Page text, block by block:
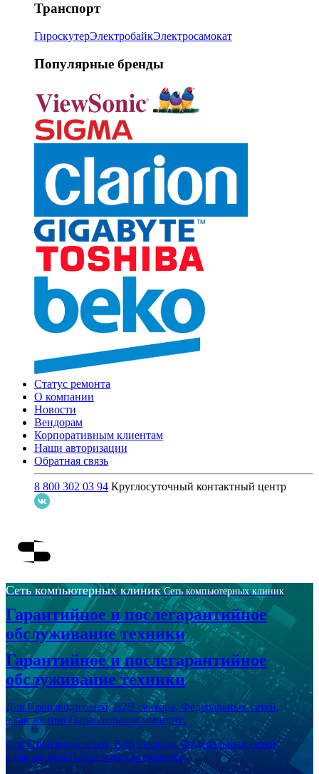
Транспорт
ГироскутерЭлектробайкЭлектросамокат
Популярные бренды
Статус ремонта
О компании
Новости
Вендорам
Корпоративным клиентам
Наши авторизации
Обратная связь
8 800 302 03 94 Круглосуточный контактный центр
Сеть компьютерных клиник Сеть компьютерных клиник
Гарантийное и послегарантийное
обслуживание техники
Гарантийное и послегарантийное
обслуживание техники
Для Производителей, В2В сектора, Федеральных сетей,
а так же при Параллельном импорте.
Для Производителей, В2В сектора, Федеральных сетей,
а так же при Параллельном импорте.